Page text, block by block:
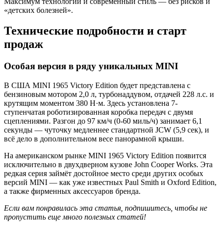
«детских болезней».
Технические подробности и старт
продаж
Особая версия в ряду уникальных MINI
В США MINI 1965 Victory Edition будет представлена с
бензиновым мотором 2,0 л, турбонаддувом, отдачей 228 л.с. и
крутящим моментом 380 Н·м. Здесь установлена 7-
ступенчатая роботизированная коробка передач с двумя
сцеплениями. Разгон до 97 км/ч (0-60 миль/ч) занимает 6,1
секунды — чуточку медленнее стандартной JCW (5,9 сек), и
всё дело в дополнительном весе панорамной крыши.
На американском рынке MINI 1965 Victory Edition появится
исключительно в двухдверном кузове John Cooper Works. Эта
редкая серия займёт достойное место среди других особых
версий MINI — как уже известных Paul Smith и Oxford Edition,
а также фирменных аксессуаров бренда.
Если вам понравилась эта статья, подпишитесь, чтобы не
пропустить еще много полезных статей!